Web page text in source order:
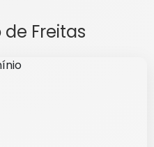
Freitas